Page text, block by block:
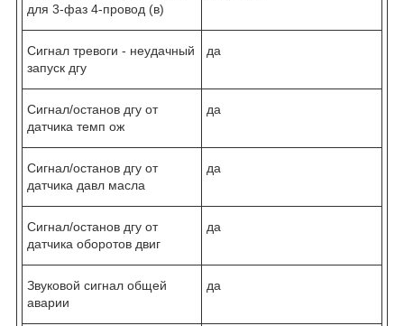
для 3-фаз 4-провод (в)
Сигнал тревоги - неудачный
запуск дгу
да
Сигнал/останов дгу от
датчика темп ож
да
Сигнал/останов дгу от
датчика давл масла
да
Сигнал/останов дгу от
датчика оборотов двиг
да
Звуковой сигнал общей
аварии
да